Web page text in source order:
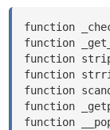
function
function
function
function
function
function
function